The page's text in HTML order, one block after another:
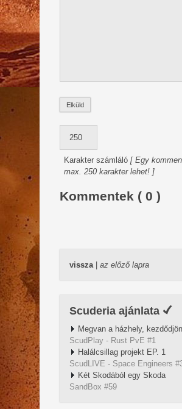
Karakter számláló [ Egy
max. 250 karakter lehet! ]
Kommentek ( 0 )
vissza| az előző lapra
Scuderia ajánlata
Megvan a házhely,
ScudPlay - Rust PvE #1
Halálcsillag projekt EP. 1
ScudLIVE - Space Engineers
Két Skodából egy Skoda
SandBox #59